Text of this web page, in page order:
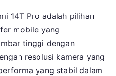
14T Pro adalah pilihan
mobile yang
tinggi dengan
resolusi kamera yang
yang stabil dalam